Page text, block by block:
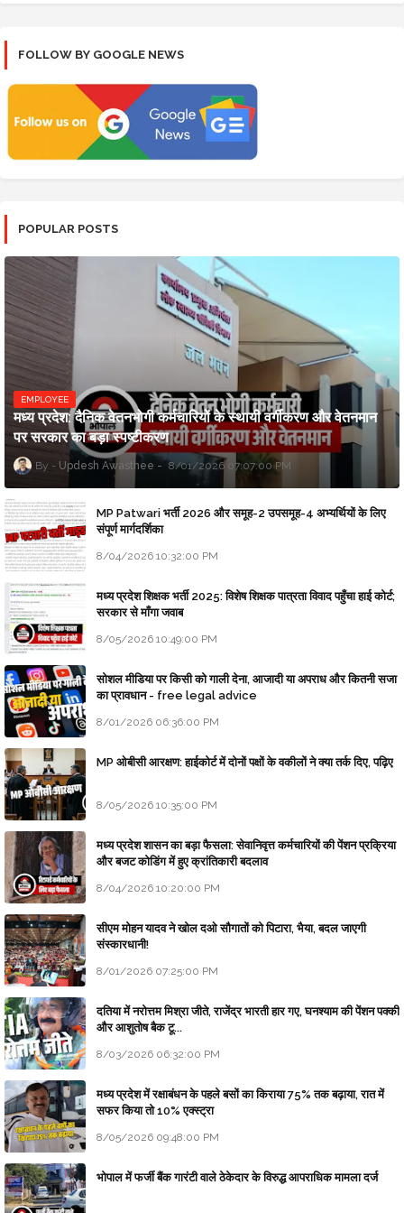
FOLLOW BY GOOGLE NEWS
POPULAR POSTS
EMPLOYEE
मध्य प्रदेश: दैनिक वेतनभोगी कर्मचारियों के स्थायी वर्गीकरण और वेतनमान
पर सरकार का बड़ा स्पष्टीकरण
Updesh Awasthee 8/01/2026 07:07:00 PM
MP Patwari भर्ती 2026 और समूह-2 उपसमूह-4 अभ्यर्थियों के लिए
संपूर्ण मार्गदर्शिका
8/04/2026 10:32:00 PM
मध्य प्रदेश शिक्षक भर्ती 2025: विशेष शिक्षक पात्रता विवाद पहुँचा हाई कोर्ट;
सरकार से माँगा जवाब
8/05/2026 10:49:00 PM
सोशल मीडिया पर किसी को गाली देना, आजादी या अपराध और कितनी सजा
का प्रावधान - free legal advice
8/01/2026 06:36:00 PM
MP ओबीसी आरक्षण: हाईकोर्ट में दोनों पक्षों के वकीलों ने क्या तर्क दिए, पढ़िए
8/05/2026 10:35:00 PM
मध्य प्रदेश शासन का बड़ा फैसला: सेवानिवृत्त कर्मचारियों की पेंशन प्रक्रिया
और बजट कोडिंग में हुए क्रांतिकारी बदलाव
8/04/2026 10:20:00 PM
सीएम मोहन यादव ने खोल दओ सौगातों को पिटारा, भैया, बदल जाएगी
संस्कारधानी!
8/01/2026 07:25:00 PM
दतिया में नरोत्तम मिश्रा जीते, राजेंद्र भारती हार गए, घनश्याम की पेंशन पक्की
और आशुतोष बैक टू...
8/03/2026 06:32:00 PM
मध्य प्रदेश में रक्षाबंधन के पहले बसों का किराया 75% तक बढ़ाया, रात में
सफर किया तो 10% एक्स्ट्रा
8/05/2026 09:48:00 PM
भोपाल में फर्जी बैंक गारंटी वाले ठेकेदार के विरुद्ध आपराधिक मामला दर्ज